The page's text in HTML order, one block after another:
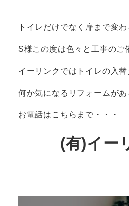
トイレだけでなく扉まで変
S様この度は色々と工事のご
イーリンクではトイレの入
何か気になるリフォームが
お電話はこちらまで・・・
(有)イー